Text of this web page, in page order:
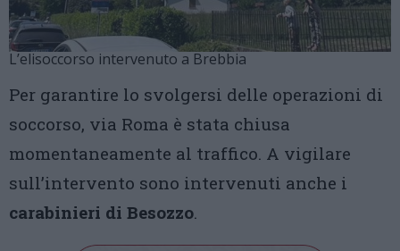
L’elisoccorso intervenuto a Brebbia
Per garantire lo svolgersi delle operazioni di
soccorso, via Roma è stata chiusa
momentaneamente al traffico. A vigilare
sull’intervento sono intervenuti anche i
carabinieri di Besozzo.